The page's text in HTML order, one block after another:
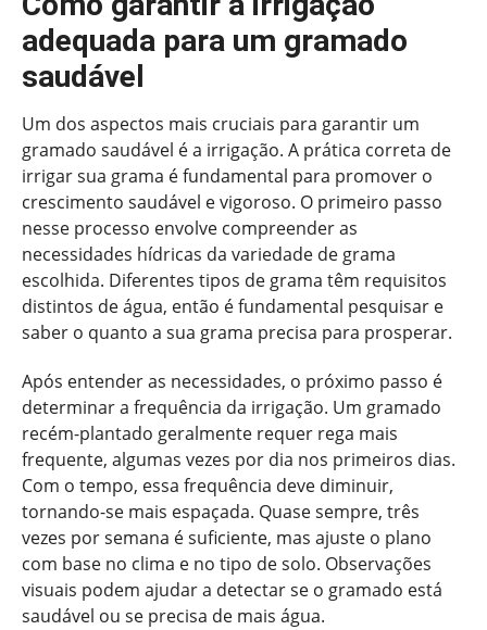
adequada para um gramado
saudável
Um dos aspectos mais cruciais para garantir um
gramado saudável é a irrigação. A prática correta de
irrigar sua grama é fundamental para promover o
crescimento saudável e vigoroso. O primeiro passo
nesse processo envolve compreender as
necessidades hídricas da variedade de grama
escolhida. Diferentes tipos de grama têm requisitos
distintos de água, então é fundamental pesquisar e
saber o quanto a sua grama precisa para prosperar.
Após entender as necessidades, o próximo passo é
determinar a frequência da irrigação. Um gramado
recém-plantado geralmente requer rega mais
frequente, algumas vezes por dia nos primeiros dias.
Com o tempo, essa frequência deve diminuir,
tornando-se mais espaçada. Quase sempre, três
vezes por semana é suficiente, mas ajuste o plano
com base no clima e no tipo de solo. Observações
visuais podem ajudar a detectar se o gramado está
saudável ou se precisa de mais água.